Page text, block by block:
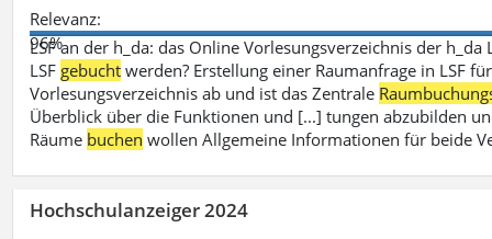
Relevanz:
96%
LSF an der h_da: das Online Vorlesungsverzeichnis der h_da
LSF gebucht werden? Erstellung einer Raumanfrage in LSF
Vorlesungsverzeichnis ab und ist das Zentrale
Überblick über die Funktionen und [...] tungen abzubilden
Räume buchen wollen Allgemeine Informationen für beide
Hochschulanzeiger 2024